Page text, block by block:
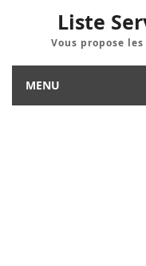
Liste
Vous propose
MENU